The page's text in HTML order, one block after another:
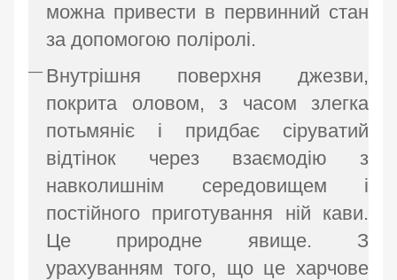
можна привести в первинний стан
за допомогою поліролі.
Внутрішня поверхня джезви,
покрита оловом, з часом злегка
потьмяніє і придбає сіруватий
відтінок через взаємодію з
навколишнім середовищем і
постійного приготування ній кави.
Це природне явище. З
урахуванням того, що це харчове